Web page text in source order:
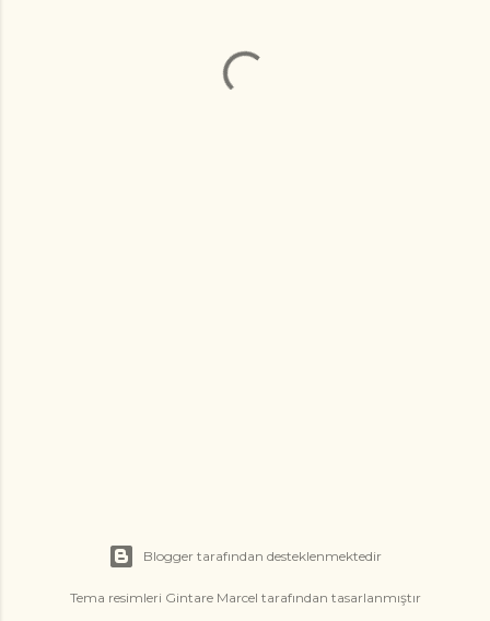
Blogger tarafından desteklenmektedir
Tema resimleri Gintare Marcel tarafından tasarlanmıştır